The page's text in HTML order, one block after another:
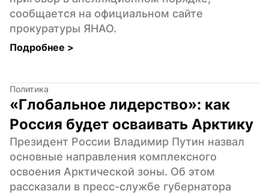
сообщается на официальном сайте
прокуратуры ЯНАО.
Подробнее >
Политика
«Глобальное лидерство»: как
Россия будет осваивать Арктику
Президент России Владимир Путин назвал
основные направления комплексного
освоения Арктической зоны. Об этом
рассказали в пресс-службе губернатора